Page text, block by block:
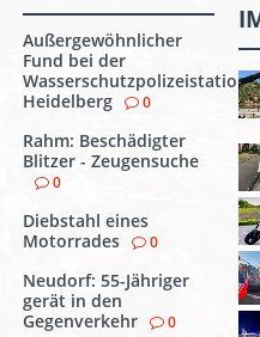
Außergewöhnlicher
Fund bei der
Wasserschutzpolizeistation
Heidelberg
0
Rahm: Beschädigter
Blitzer - Zeugensuche
0
Diebstahl eines
Motorrades
0
Neudorf: 55-Jähriger
gerät in den
Gegenverkehr
0